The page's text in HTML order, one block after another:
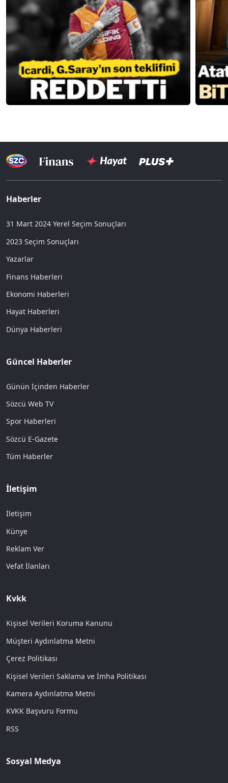
Haberler
31 Mart 2024 Yerel Seçim Sonuçları
2023 Seçim Sonuçları
Yazarlar
Finans Haberleri
Ekonomi Haberleri
Hayat Haberleri
Dünya Haberleri
Güncel Haberler
Günün İçinden Haberler
Sözcü Web TV
Spor Haberleri
Sözcü E-Gazete
Tüm Haberler
İletişim
İletişim
Künye
Reklam Ver
Vefat İlanları
Kvkk
Kişisel Verileri Koruma Kanunu
Müşteri Aydınlatma Metni
Çerez Politikası
Kişisel Verileri Saklama ve İmha Politikası
Kamera Aydınlatma Metni
KVKK Başvuru Formu
RSS
Sosyal Medya